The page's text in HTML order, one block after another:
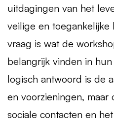
uitdagingen van het
veilige en toegankelijke
vraag is wat de
belangrijk vinden in
logisch antwoord is de
en voorzieningen, maar
sociale contacten en